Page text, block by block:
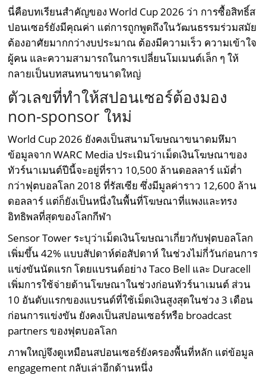
นี่คือบทเรียนสำคัญของ World Cup 2026 ว่า การซื้อสิทธิ์ส
ปอนเซอร์ยังมีคุณค่า แต่การถูกพูดถึงในวัฒนธรรมร่วมสมัย
ต้องอาศัยมากกว่างบประมาณ ต้องมีความเร็ว ความเข้าใจ
ผู้คน และความสามารถในการเปลี่ยนโมเมนต์เล็ก ๆ ให้
กลายเป็นบทสนทนาขนาดใหญ่
ตัวเลขที่ทำให้สปอนเซอร์ต้องมอง
non-sponsor ใหม่
World Cup 2026 ยังคงเป็นสนามโฆษณาขนาดมหึมา
ข้อมูลจาก WARC Media ประเมินว่าเม็ดเงินโฆษณาของ
ทัวร์นาเมนต์ปีนี้จะอยู่ที่ราว 10,500 ล้านดอลลาร์ แม้ต่ำ
กว่าฟุตบอลโลก 2018 ที่รัสเซีย ซึ่งมีมูลค่าราว 12,600 ล้าน
ดอลลาร์ แต่ก็ยังเป็นหนึ่งในพื้นที่โฆษณาที่แพงและทรง
อิทธิพลที่สุดของโลกกีฬา
Sensor Tower ระบุว่าเม็ดเงินโฆษณาเกี่ยวกับฟุตบอลโลก
เพิ่มขึ้น 42% แบบสัปดาห์ต่อสัปดาห์ ในช่วงไม่กี่วันก่อนการ
แข่งขันนัดแรก โดยแบรนด์อย่าง Taco Bell และ Duracell
เพิ่มการใช้จ่ายด้านโฆษณาในช่วงก่อนทัวร์นาเมนต์ ส่วน
10 อันดับแรกของแบรนด์ที่ใช้เม็ดเงินสูงสุดในช่วง 3 เดือน
ก่อนการแข่งขัน ยังคงเป็นสปอนเซอร์หรือ broadcast
partners ของฟุตบอลโลก
ภาพใหญ่จึงดูเหมือนสปอนเซอร์ยังครองพื้นที่หลัก แต่ข้อมูล
engagement กลับเล่าอีกด้านหนึ่ง